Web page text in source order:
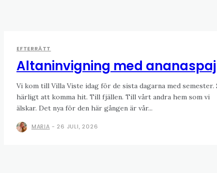
EFTERRÄTT
Altaninvigning med ananaspaj
Vi kom till Villa Viste idag för de sista dagarna med semester.
härligt att komma hit. Till fjällen. Till vårt andra hem som vi
älskar. Det nya för den här gången är vår...
MARIA - 26 JULI, 2026